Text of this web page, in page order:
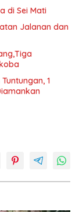
di Sei Mati
Jalanan dan
1